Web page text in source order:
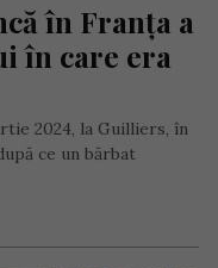
în Franța a
în care era
2024, la Guilliers, în
ce un bărbat